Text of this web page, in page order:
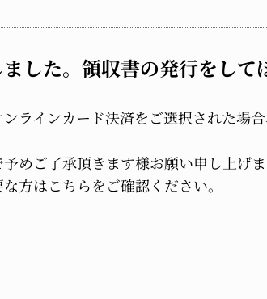
した。領収書の発行をして
ラインカード決済をご選択された場
めご了承頂きます様お願い申し上げま
方はこちらをご確認ください。